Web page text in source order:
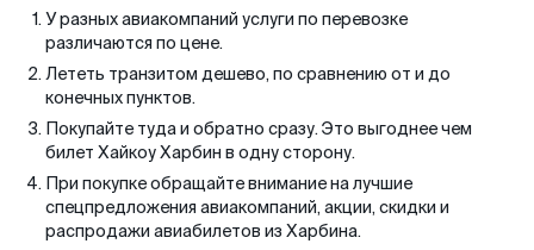
У разных авиакомпаний услуги по перевозке
различаются по цене.
Лететь транзитом дешево, по сравнению от и до
конечных пунктов.
Покупайте туда и обратно сразу. Это выгоднее чем
билет Хайкоу Харбин в одну сторону.
При покупке обращайте внимание на лучшие
спецпредложения авиакомпаний, акции, скидки и
распродажи авиабилетов из Харбина.